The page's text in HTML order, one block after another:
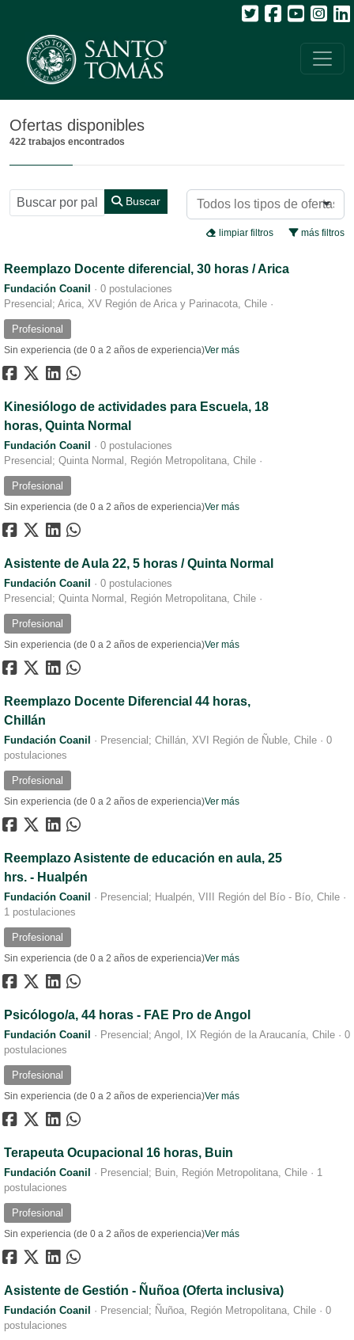
Ofertas disponibles
422 trabajos encontrados
Buscar
más filtros
limpiar filtros
Reemplazo Docente diferencial, 30 horas / Arica
Fundación Coanil
·
Presencial; Arica, XV Región de Arica y Parinacota, Chile ·
0 postulaciones
Profesional
Sin experiencia (de 0 a 2 años de experiencia)Ver más
Kinesiólogo de actividades para Escuela, 18
horas, Quinta Normal
Fundación Coanil
·
Presencial; Quinta Normal, Región Metropolitana, Chile ·
0 postulaciones
Profesional
Sin experiencia (de 0 a 2 años de experiencia)Ver más
Asistente de Aula 22, 5 horas / Quinta Normal
Fundación Coanil
·
Presencial; Quinta Normal, Región Metropolitana, Chile ·
0 postulaciones
Profesional
Sin experiencia (de 0 a 2 años de experiencia)Ver más
Reemplazo Docente Diferencial 44 horas,
Chillán
Fundación Coanil · Presencial; Chillán, XVI Región de Ñuble, Chile · 0
postulaciones
Profesional
Sin experiencia (de 0 a 2 años de experiencia)Ver más
Reemplazo Asistente de educación en aula, 25
hrs. - Hualpén
Fundación Coanil · Presencial; Hualpén, VIII Región del Bío - Bío, Chile ·
1 postulaciones
Profesional
Sin experiencia (de 0 a 2 años de experiencia)Ver más
Psicólogo/a, 44 horas - FAE Pro de Angol
Fundación Coanil · Presencial; Angol, IX Región de la Araucanía, Chile · 0
postulaciones
Profesional
Sin experiencia (de 0 a 2 años de experiencia)Ver más
Terapeuta Ocupacional 16 horas, Buin
Fundación Coanil · Presencial; Buin, Región Metropolitana, Chile · 1
postulaciones
Profesional
Sin experiencia (de 0 a 2 años de experiencia)Ver más
Asistente de Gestión - Ñuñoa (Oferta inclusiva)
Fundación Coanil · Presencial; Ñuñoa, Región Metropolitana, Chile · 0
postulaciones